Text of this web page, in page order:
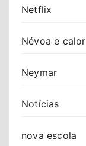
Netflix
Névoa e calor
Neymar
Notícias
nova escola